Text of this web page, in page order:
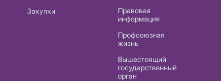
Закупки
Правовая
информация
Профсоюзная
жизнь
Вышестоящий
государственный
орган